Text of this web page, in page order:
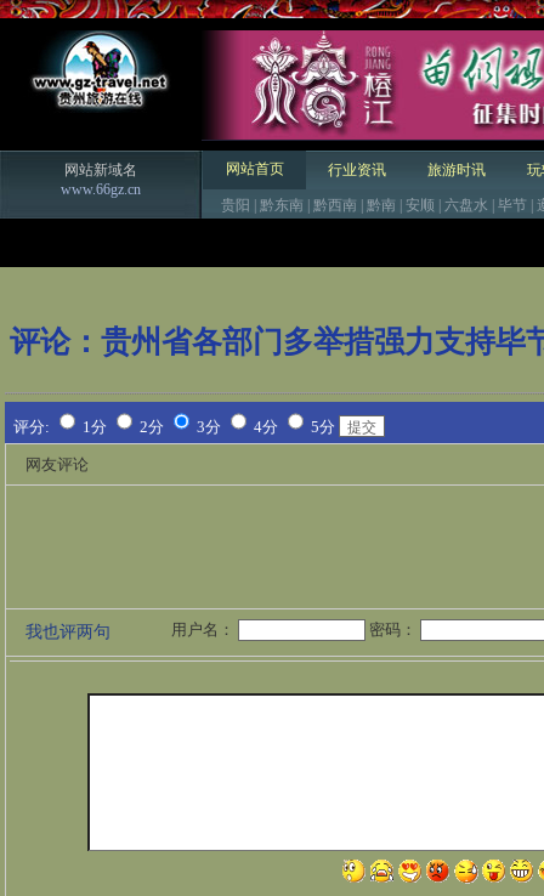
网站新域名
www.66gz.cn
网站首页 行业资讯 旅游时讯 玩
贵阳 黔东南 黔西南 黔南 安顺 六盘水 毕节
评论： 贵州省各部门多举措强力支持毕
评分: 1分 2分 3分 4分 5分
网友评论
我也评两句 用户名： 密码：